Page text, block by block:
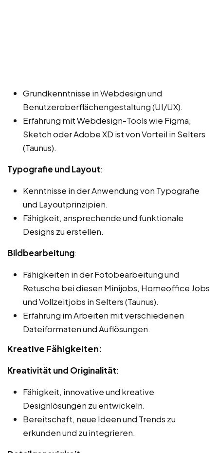
Grundkenntnisse in Webdesign und
Benutzeroberflächengestaltung (UI/UX).
Erfahrung mit Webdesign-Tools wie Figma,
Sketch oder Adobe XD ist von Vorteil in Selters
(Taunus).
Typografie und Layout:
Kenntnisse in der Anwendung von Typografie
und Layoutprinzipien.
Fähigkeit, ansprechende und funktionale
Designs zu erstellen.
Bildbearbeitung:
Fähigkeiten in der Fotobearbeitung und
Retusche bei diesen Minijobs, Homeoffice Jobs
und Vollzeitjobs in Selters (Taunus).
Erfahrung im Arbeiten mit verschiedenen
Dateiformaten und Auflösungen.
Kreative Fähigkeiten:
Kreativität und Originalität:
Fähigkeit, innovative und kreative
Designlösungen zu entwickeln.
Bereitschaft, neue Ideen und Trends zu
erkunden und zu integrieren.